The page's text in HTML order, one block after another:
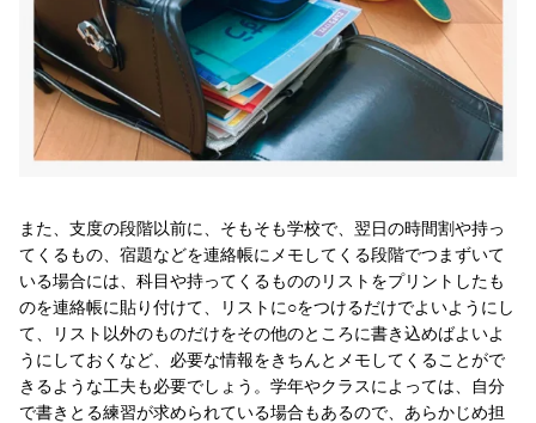
また、支度の段階以前に、そもそも学校で、翌日の時間割や持っ
てくるもの、宿題などを連絡帳にメモしてくる段階でつまずいて
いる場合には、科目や持ってくるもののリストをプリントしたも
のを連絡帳に貼り付けて、リストに○をつけるだけでよいようにし
て、リスト以外のものだけをその他のところに書き込めばよいよ
うにしておくなど、必要な情報をきちんとメモしてくることがで
きるような工夫も必要でしょう。学年やクラスによっては、自分
で書きとる練習が求められている場合もあるので、あらかじめ担